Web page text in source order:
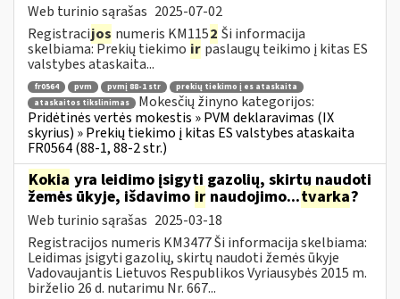
Web turinio sąrašas 2025-07-02
Registracijos numeris KM1152 Ši informacija
skelbiama: Prekių tiekimo ir paslaugų teikimo į kitas ES
valstybes ataskaita...
fr0564 pvm pvmį 88-1 str
prekių tiekimo į es ataskaita
ataskaitos tikslinimas
Mokesčių žinyno kategorijos:
Pridėtinės vertės mokestis » PVM deklaravimas (IX
skyrius) » Prekių tiekimo į kitas ES valstybes ataskaita
FR0564 (88-1, 88-2 str.)
Kokia yra leidimo įsigyti gazolių, skirtų naudoti
žemės ūkyje, išdavimo ir naudojimo...tvarka?
Web turinio sąrašas 2025-03-18
Registracijos numeris KM3477 Ši informacija skelbiama:
Leidimas įsigyti gazolių, skirtų naudoti žemės ūkyje
Vadovaujantis Lietuvos Respublikos Vyriausybės 2015 m.
birželio 26 d. nutarimu Nr. 667...